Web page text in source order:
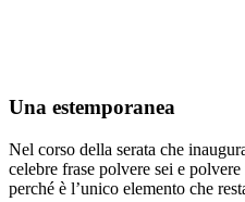
Una estemporanea
Nel corso della serata che
celebre frase polvere sei e
perché è l’unico elemento che